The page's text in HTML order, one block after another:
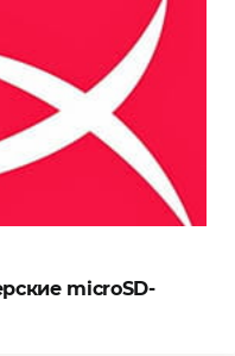
microSD-